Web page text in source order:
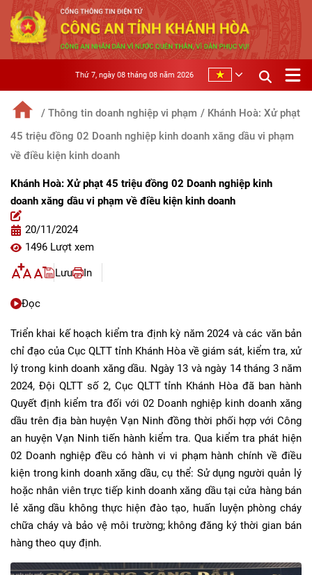
Thứ 7, ngày 08 tháng 08 năm 2026
/ Thông tin doanh nghiệp vi phạm / Khánh Hoà: Xử phạt
45 triệu đồng 02 Doanh nghiệp kinh doanh xăng dầu vi phạm
về điều kiện kinh doanh
Khánh Hoà: Xử phạt 45 triệu đồng 02 Doanh nghiệp kinh
doanh xăng dầu vi phạm về điều kiện kinh doanh
20/11/2024
1496 Lượt xem
Lưu In
Đọc
Triển khai kế hoạch kiểm tra định kỳ năm 2024 và các văn bản
chỉ đạo của Cục QLTT tỉnh Khánh Hòa về giám sát, kiểm tra, xử
lý trong kinh doanh xăng dầu. Ngày 13 và ngày 14 tháng 3 năm
2024, Đội QLTT số 2, Cục QLTT tỉnh Khánh Hòa đã ban hành
Quyết định kiểm tra đối với 02 Doanh nghiệp kinh doanh xăng
dầu trên địa bàn huyện Vạn Ninh đồng thời phối hợp với Công
an huyện Vạn Ninh tiến hành kiểm tra. Qua kiểm tra phát hiện
02 Doanh nghiệp đều có hành vi vi phạm hành chính về điều
kiện trong kinh doanh xăng dầu, cụ thể: Sử dụng người quản lý
hoặc nhân viên trực tiếp kinh doanh xăng dầu tại cửa hàng bán
lẻ xăng dầu không thực hiện đào tạo, huấn luyện phòng cháy
chữa cháy và bảo vệ môi trường; không đăng ký thời gian bán
hàng theo quy định.